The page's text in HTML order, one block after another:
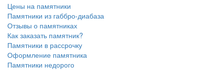
Цены на памятники
Памятники из габбро-диабаза
Отзывы о памятниках
Как заказать памятник?
Памятники в рассрочку
Оформление памятника
Памятники недорого